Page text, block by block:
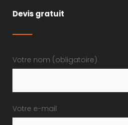
Devis gratuit
Votre nom (obligatoire)
Votre e-mail